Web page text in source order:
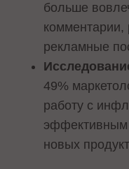
больше
рекламные
49%
работу с
эффективным
новых